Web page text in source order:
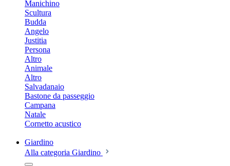
Manichino
Scultura
Budda
Angelo
Justitia
Persona
Altro
Animale
Altro
Salvadanaio
Bastone da passeggio
Campana
Natale
Cornetto acustico
Giardino
Alla categoria Giardino